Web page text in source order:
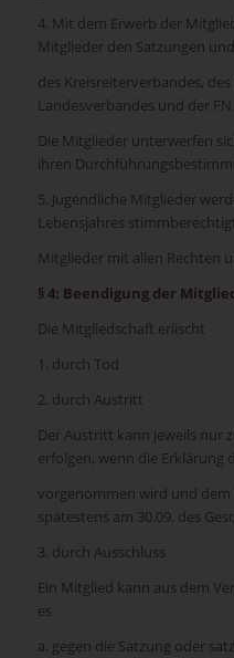
4. Mit dem Erwerb der
Mitglieder den Satzungen
des Kreisreiterverbandes,
Landesverbandes und der FN.
Die Mitglieder unterwerfen
ihren
5. Jugendliche Mitglieder
Lebensjahres
Mitglieder mit allen Rechten
§ 4: Beendigung der
Die Mitgliedschaft erlischt
1. durch Tod
2. durch Austritt
Der Austritt kann jeweils nur
erfolgen, wenn die Erklärung
vorgenommen wird und
spätestens am 30.09. des
3. durch Ausschluss
Ein Mitglied kann aus dem
es
a. gegen die Satzung oder